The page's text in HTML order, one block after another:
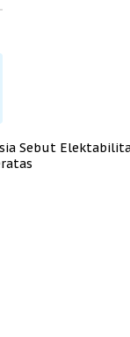
Sebut